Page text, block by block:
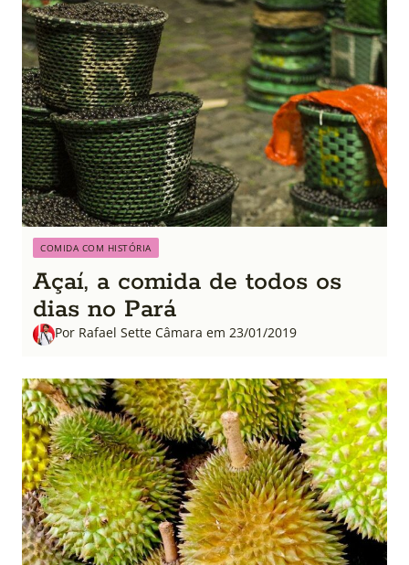
COMIDA COM HISTÓRIA
Açaí, a comida de todos os
dias no Pará
Por Rafael Sette Câmara em 23/01/2019